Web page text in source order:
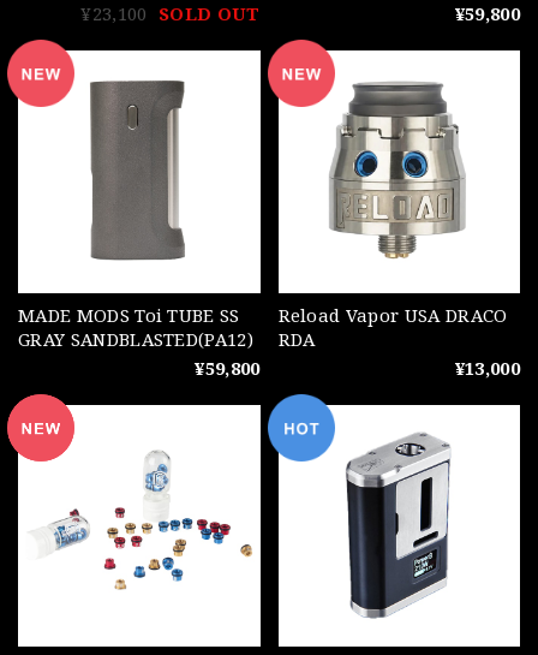
¥23,100 SOLD OUT
¥59,800
MADE MODS Toi TUBE SS
GRAY SANDBLASTED(PA12)
¥59,800
Reload Vapor USA DRACO
RDA
¥13,000